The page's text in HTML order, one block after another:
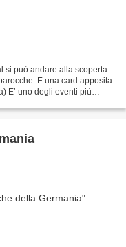
si può andare alla scoperta
E una card apposita
E’ uno degli eventi più